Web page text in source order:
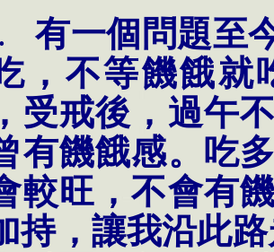
有一個問題至
，不等饑餓就
受戒後，過午
有饑餓感。吃
較旺，不會有
持，讓我沿此